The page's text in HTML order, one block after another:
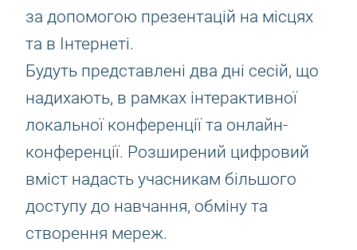
за допомогою презентацій на місцях
та в Інтернеті.
Будуть представлені два дні сесій, що
надихають, в рамках інтерактивної
локальної конференції та онлайн-
конференції. Розширений цифровий
вміст надасть учасникам більшого
доступу до навчання, обміну та
створення мереж.